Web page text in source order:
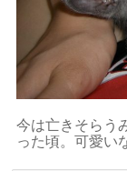
今は亡きそらう
った頃。可愛い